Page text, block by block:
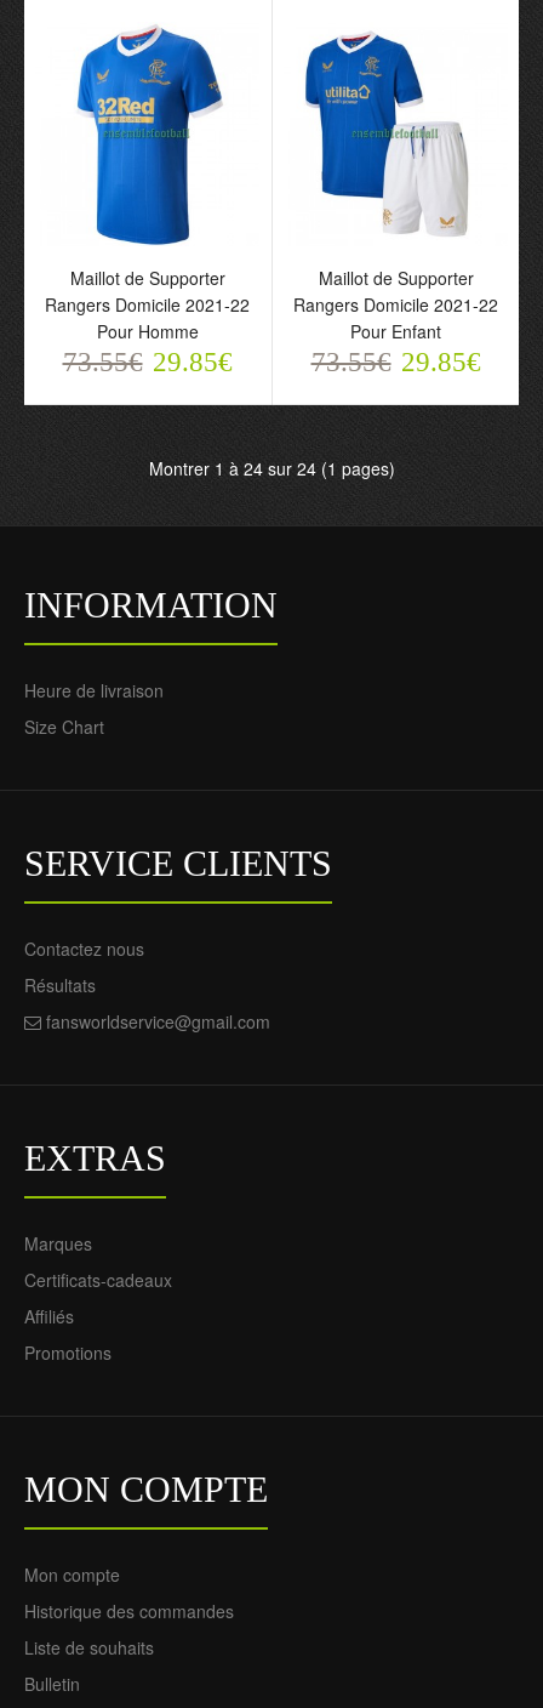
Maillot de Supporter
22 Pour Homme
73.55€ 29.85€
Maillot de Supporter
Rangers Extérieur 2021-
22 Pour Enfant
73.55€ 29.85€
Maillot de Supporter
73.55€ 29.85€
Maillot de Supporter
Maillot de Supporter
Rangers Domicile 2021-22
Pour Homme
73.55€ 29.85€
Maillot de Supporter
Rangers Domicile 2021-22
Pour Enfant
73.55€ 29.85€
Montrer 1 à 24 sur 24 (1 pages)
INFORMATION
Heure de livraison
Size Chart
SERVICE CLIENTS
Contactez nous
Résultats
fansworldservice@gmail.com
EXTRAS
Marques
Certificats-cadeaux
Affiliés
Promotions
MON COMPTE
Mon compte
Historique des commandes
Liste de souhaits
Bulletin